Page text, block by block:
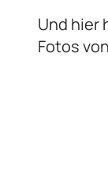
Und hier
Fotos